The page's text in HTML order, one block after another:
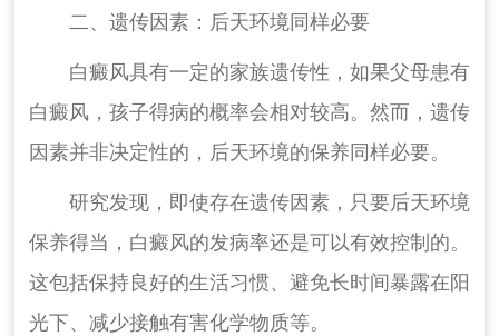
二、遗传因素：后天环境同样必要
白癜风具有一定的家族遗传性，如果父母患有
白癜风，孩子得病的概率会相对较高。然而，遗传
因素并非决定性的，后天环境的保养同样必要。
研究发现，即使存在遗传因素，只要后天环境
保养得当，白癜风的发病率还是可以有效控制的。
这包括保持良好的生活习惯、避免长时间暴露在阳
光下、减少接触有害化学物质等。